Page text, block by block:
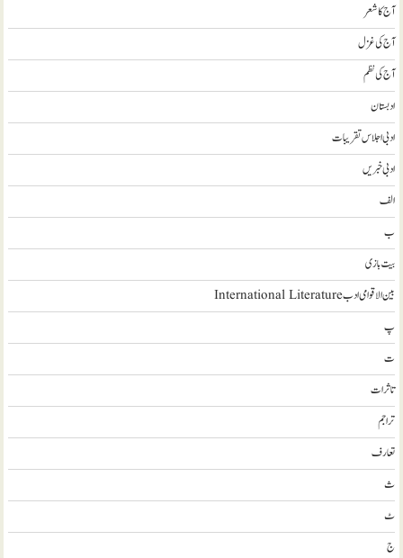
آج کا شعر
آج کی غزل
آج کی نظم
ادبستان
ادبی اجلاس تقریبات
ادبی خبریں
الف
ب
بیت بازی
بین الاقوامی ادب International Literature
پ
ت
تاثرات
تراجم
تعارف
ث
ٹ
ج